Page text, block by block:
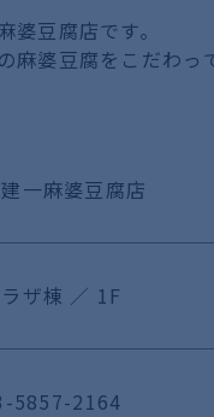
豆腐店です。
麻婆豆腐をこだわっ
一麻婆豆腐店
ザ棟 ／ 1F
5857-2164